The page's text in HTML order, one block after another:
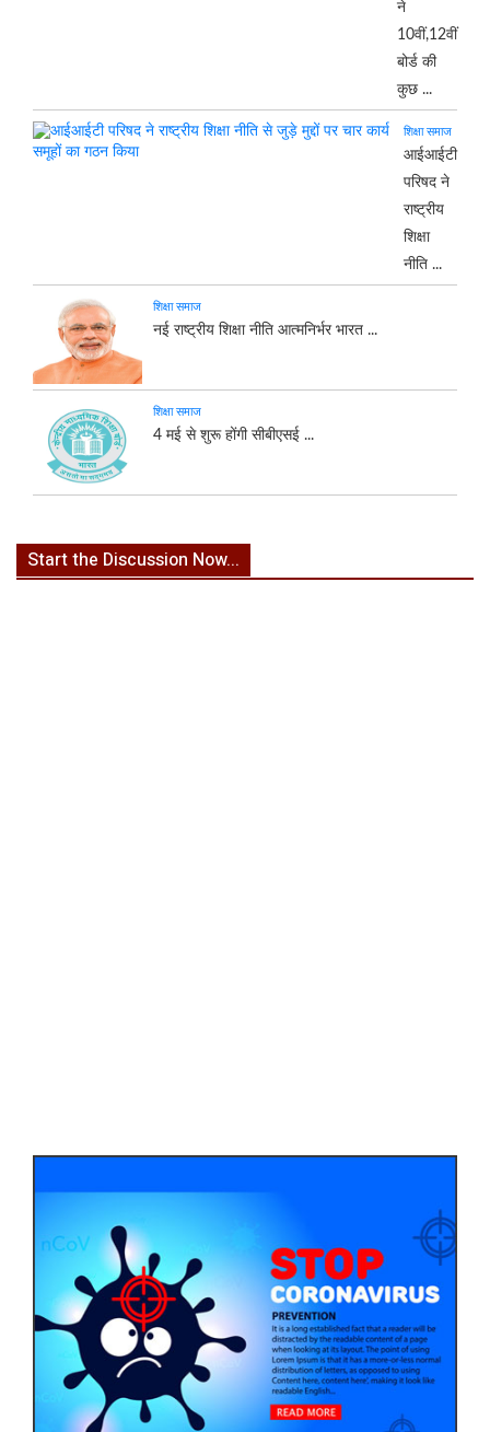
ने
10वीं,12वीं
बोर्ड की
कुछ ...
शिक्षा समाज
आईआईटी
परिषद ने
राष्ट्रीय
शिक्षा
नीति ...
शिक्षा समाज
नई राष्ट्रीय शिक्षा नीति आत्‍मनिर्भर भारत ...
शिक्षा समाज
4 मई से शुरू होंगी सीबीएसई ...
Start the Discussion Now...